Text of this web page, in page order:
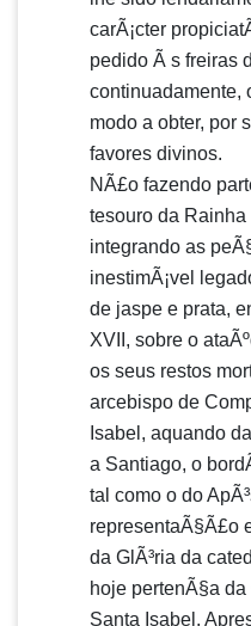
carÃ¡cter
pedido Ã s freiras
continuadamente,
modo a obter, por
favores divinos.
NÃ£o fazendo
tesouro da Rainha
integrando as
inestimÃ¡vel
de jaspe e prata,
XVII, sobre o
os seus restos
arcebispo de
Isabel, aquando
a Santiago, o
tal como o do
representaÃ§Ã£o
da GlÃ³ria da
hoje pertenÃ§a
Santa Isabel.